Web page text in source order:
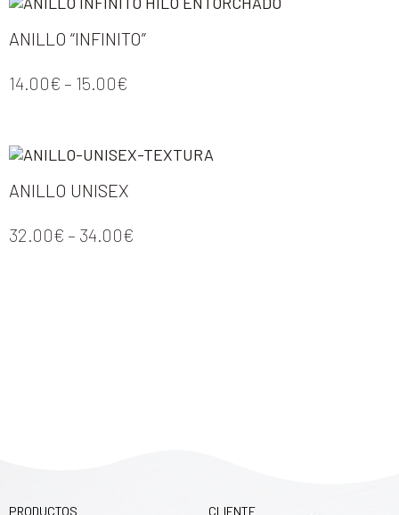
ANILLO “INFINITO”
14.00€ – 15.00€
ANILLO UNISEX
32.00€ – 34.00€
PRODUCTOS CLIENTE